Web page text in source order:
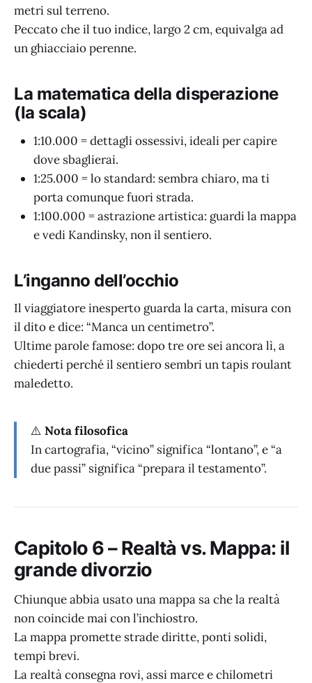
metri sul terreno.
Peccato che il tuo indice, largo 2 cm, equivalga ad
un ghiacciaio perenne.
La matematica della disperazione
(la scala)
1:10.000 = dettagli ossessivi, ideali per capire
dove sbaglierai.
1:25.000 = lo standard: sembra chiaro, ma ti
porta comunque fuori strada.
1:100.000 = astrazione artistica: guardi la mappa
e vedi Kandinsky, non il sentiero.
L’inganno dell’occhio
Il viaggiatore inesperto guarda la carta, misura con
il dito e dice: “Manca un centimetro”.
Ultime parole famose: dopo tre ore sei ancora lì, a
chiederti perché il sentiero sembri un tapis roulant
maledetto.
⚠️ Nota filosofica
In cartografia, “vicino” significa “lontano”, e “a
due passi” significa “prepara il testamento”.
Capitolo 6 – Realtà vs. Mappa: il
grande divorzio
Chiunque abbia usato una mappa sa che la realtà
non coincide mai con l’inchiostro.
La mappa promette strade diritte, ponti solidi,
tempi brevi.
La realtà consegna rovi, assi marce e chilometri